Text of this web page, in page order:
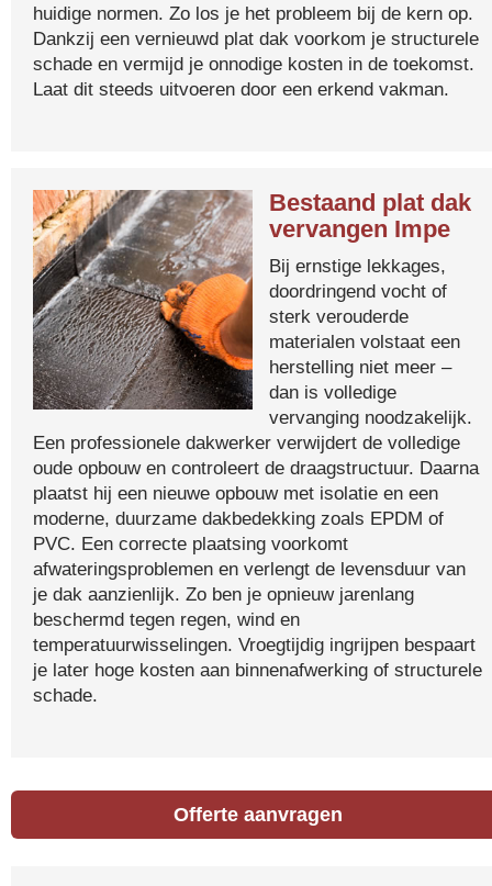
huidige normen. Zo los je het probleem bij de kern op.
Dankzij een vernieuwd plat dak voorkom je structurele
schade en vermijd je onnodige kosten in de toekomst.
Laat dit steeds uitvoeren door een erkend vakman.
Bestaand plat dak
vervangen Impe
Bij ernstige lekkages,
doordringend vocht of
sterk verouderde
materialen volstaat een
herstelling niet meer –
dan is volledige
vervanging noodzakelijk.
Een professionele dakwerker verwijdert de volledige
oude opbouw en controleert de draagstructuur. Daarna
plaatst hij een nieuwe opbouw met isolatie en een
moderne, duurzame dakbedekking zoals EPDM of
PVC. Een correcte plaatsing voorkomt
afwateringsproblemen en verlengt de levensduur van
je dak aanzienlijk. Zo ben je opnieuw jarenlang
beschermd tegen regen, wind en
temperatuurwisselingen. Vroegtijdig ingrijpen bespaart
je later hoge kosten aan binnenafwerking of structurele
schade.
Offerte aanvragen